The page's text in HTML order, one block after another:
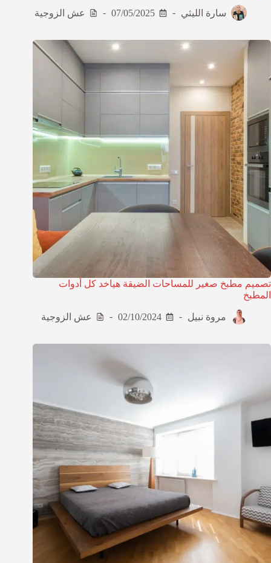
سارة الليثي 07/05/2025 عش الزوجية
تصميم مطبخ صغير للمساحات الضيقة هياخد كل أدوات
المطبخ
مروة نبيل 02/10/2024 عش الزوجية